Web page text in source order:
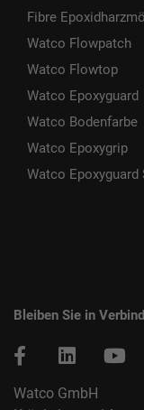
Fibre
Watco Flowpatch
Watco Flowtop
Watco Epoxyguard
Watco Bodenfarbe
Watco Epoxygrip
Watco Epoxyguard
Bleiben Sie in
Watco GmbH